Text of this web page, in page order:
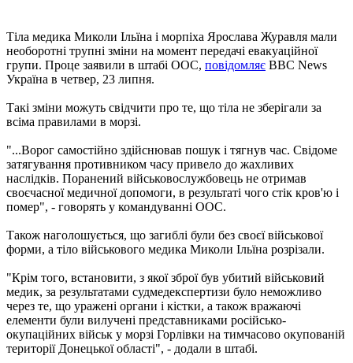
Тіла медика Миколи Ільїна і морпіха Ярослава Журавля мали
необоротні трупні зміни на момент передачі евакуаційної
групи. Проце заявили в штабі ООС, повідомляє BBC News
Україна в четвер, 23 липня.
Такі зміни можуть свідчити про те, що тіла не зберігали за
всіма правилами в морзі.
"...Ворог самостійно здійснював пошук і тягнув час. Свідоме
затягування противником часу привело до жахливих
наслідків. Поранений військовослужбовець не отримав
своєчасної медичної допомоги, в результаті чого стік кров'ю і
помер", - говорять у командуванні ООС.
Також наголошується, що загиблі були без своєї військової
форми, а тіло військового медика Миколи Ільїна розрізали.
"Крім того, встановити, з якої зброї був убитий військовий
медик, за результатами судмедекспертизи було неможливо
через те, що уражені органи і кістки, а також вражаючі
елементи були вилучені представниками російсько-
окупаційних військ у морзі Горлівки на тимчасово окупованій
території Донецької області", - додали в штабі.